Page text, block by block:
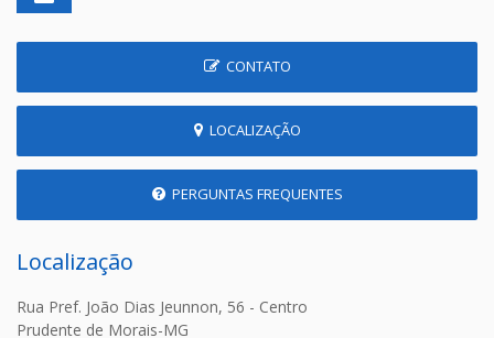
CONTATO
LOCALIZAÇÃO
PERGUNTAS FREQUENTES
Localização
Rua Pref. João Dias Jeunnon, 56 - Centro
Prudente de Morais-MG